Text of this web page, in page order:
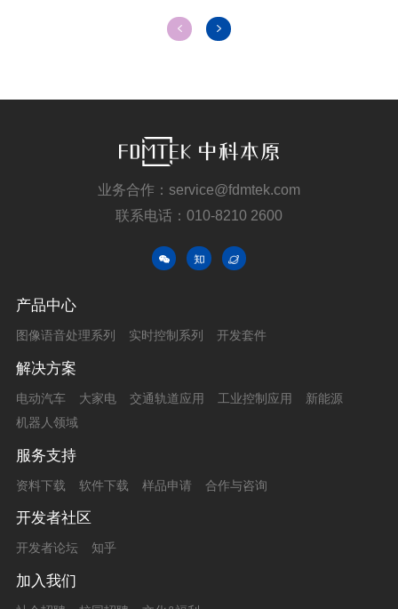
100MHz，内部集成高精度
150MHz，内部集成高精度
业务合作：service@fdmtek.com
联系电话：010-8210 2600
产品中心
图像语音处理系列 实时控制系列 开发套件
解决方案
电动汽车 大家电 交通轨道应用 工业控制应用
新能源
机器人领域
服务支持
资料下载 软件下载 样品申请 合作与咨询
开发者社区
开发者论坛 知乎
加入我们